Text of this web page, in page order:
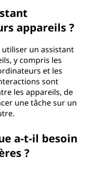
appareils ?
un assistant
y compris les
et les
sont
les appareils, de
une tâche sur un
a-t-il besoin
?